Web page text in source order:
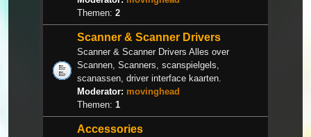
Themen: 2
Scanner & Scanner Drivers
Scanner & Scanner Drivers Alles over
Scannen, Scanners, scanspielgels,
scanassen, driver interface kaarten.
Moderator: movinghead
Themen: 1
Accessories